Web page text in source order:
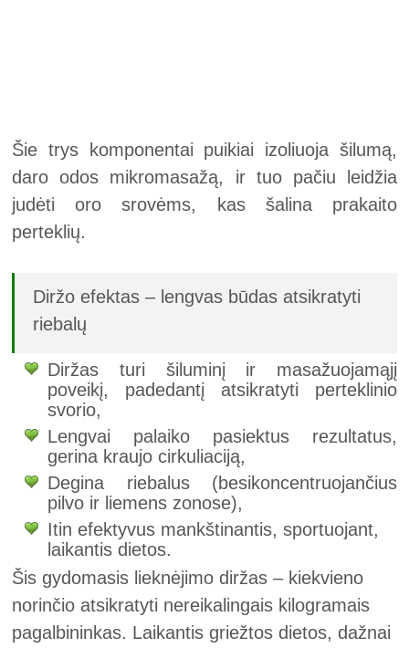
Šie trys komponentai puikiai izoliuoja šilumą,
daro odos mikromasažą, ir tuo pačiu leidžia
judėti oro srovėms, kas šalina prakaito
perteklių.
Diržo efektas – lengvas būdas atsikratyti
riebalų
Diržas turi šiluminį ir masažuojamąjį
poveikį, padedantį atsikratyti perteklinio
svorio,
Lengvai palaiko pasiektus rezultatus,
gerina kraujo cirkuliaciją,
Degina riebalus (besikoncentruojančius
pilvo ir liemens zonose),
Itin efektyvus mankštinantis, sportuojant,
laikantis dietos.
Šis gydomasis lieknėjimo diržas – kiekvieno
norinčio atsikratyti nereikalingais kilogramais
pagalbininkas. Laikantis griežtos dietos, dažnai